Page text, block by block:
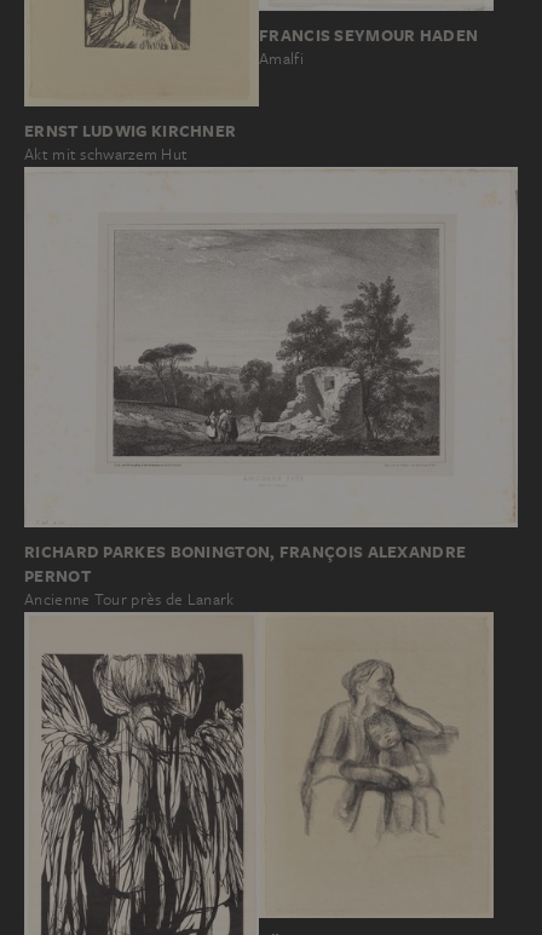
ERNST LUDWIG KIRCHNER
Akt mit schwarzem Hut
FRANCIS SEYMOUR HADEN
Amalfi
RICHARD PARKES BONINGTON, FRANÇOIS ALEXANDRE
PERNOT
Ancienne Tour près de Lanark